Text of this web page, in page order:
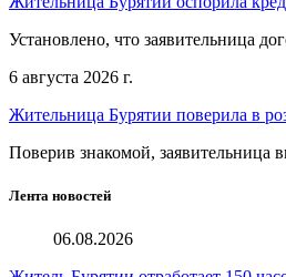
Установлено, что заявительница
6 августа 2026 г.
Жительница Бурятии поверила в
Поверив знакомой, заявительница
Лента новостей
06.08.2026